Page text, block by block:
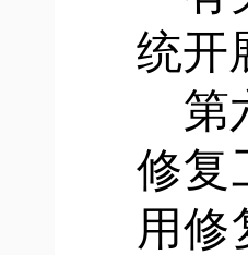
统开
第
修复
用修